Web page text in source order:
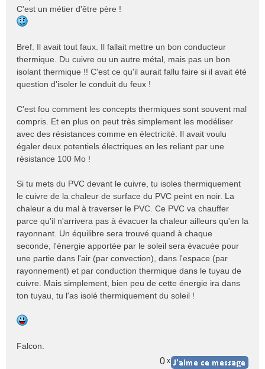
C'est un métier d'être père !
Bref. Il avait tout faux. Il fallait mettre un bon conducteur
thermique. Du cuivre ou un autre métal, mais pas un bon
isolant thermique !! C'est ce qu'il aurait fallu faire si il avait été
question d'isoler le conduit du feux !
C'est fou comment les concepts thermiques sont souvent mal
compris. Et en plus on peut très simplement les modéliser
avec des résistances comme en électricité. Il avait voulu
égaler deux potentiels électriques en les reliant par une
résistance 100 Mo !
Si tu mets du PVC devant le cuivre, tu isoles thermiquement
le cuivre de la chaleur de surface du PVC peint en noir. La
chaleur a du mal à traverser le PVC. Ce PVC va chauffer
parce qu'il n'arrivera pas à évacuer la chaleur ailleurs qu'en la
rayonnant. Un équilibre sera trouvé quand à chaque
seconde, l'énergie apportée par le soleil sera évacuée pour
une partie dans l'air (par convection), dans l'espace (par
rayonnement) et par conduction thermique dans le tuyau de
cuivre. Mais simplement, bien peu de cette énergie ira dans
ton tuyau, tu l'as isolé thermiquement du soleil !
Falcon.
0 x